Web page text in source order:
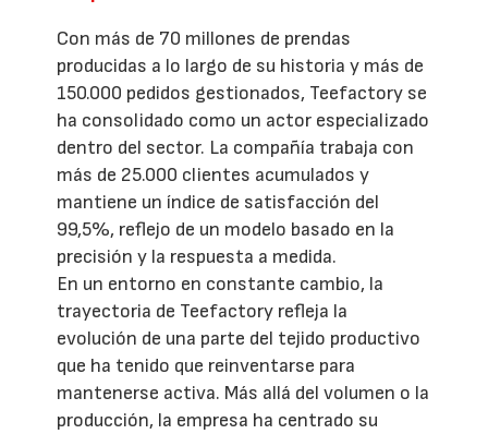
Con más de 70 millones de prendas
producidas a lo largo de su historia y más de
150.000 pedidos gestionados, Teefactory se
ha consolidado como un actor especializado
dentro del sector. La compañía trabaja con
más de 25.000 clientes acumulados y
mantiene un índice de satisfacción del
99,5%, reflejo de un modelo basado en la
precisión y la respuesta a medida.
En un entorno en constante cambio, la
trayectoria de Teefactory refleja la
evolución de una parte del tejido productivo
que ha tenido que reinventarse para
mantenerse activa. Más allá del volumen o la
producción, la empresa ha centrado su